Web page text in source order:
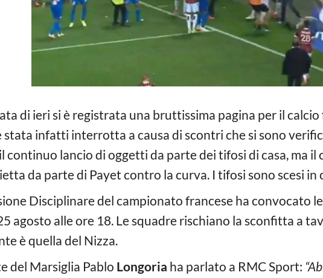
di ieri si è registrata una bruttissima pagina per il calcio
stata infatti interrotta a causa di scontri che si sono
continuo lancio di oggetti da parte dei tifosi di casa, ma il
da parte di Payet contro la curva. I tifosi sono scesi in
Disciplinare del campionato francese ha convocato
agosto alle ore 18. Le squadre rischiano la sconfitta a
è quella del Nizza.
del Marsiglia Pablo Longoria ha parlato a RMC Sport: